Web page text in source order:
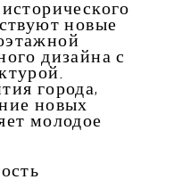
новые
дизайна с
города,
новых
молодое